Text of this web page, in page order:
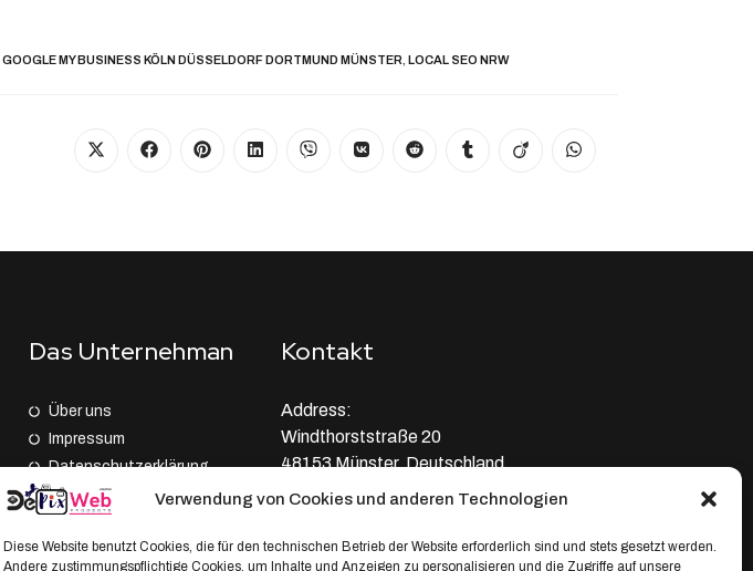
Verwendung von Cookies und anderen Technologien
Diese Website benutzt Cookies, die für den technischen Betrieb der Website erforderlich sind und stets gesetzt werden.
Andere zustimmungspflichtige Cookies, um Inhalte und Anzeigen zu personalisieren und die Zugriffe auf unsere
GOOGLE MY BUSINESS KÖLN DÜSSELDORF DORTMUND MÜNSTER LOCAL SEO NRW
Das Unternehman
Über uns
Impressum
Datenschutz­erklärung
AGB
Kontakt
Address:
Windthorststraße 20
48153 Münster, Deutschland
+4917664335685